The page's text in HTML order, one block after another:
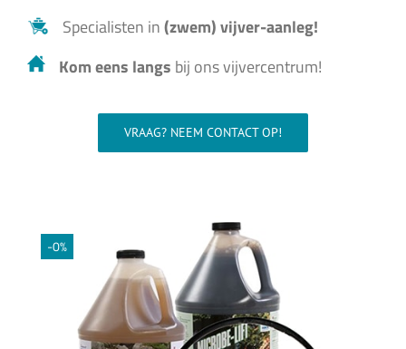
Vijverplanten
Aquarium
Specialisten in(zwem) vijver-aanleg!
Kom eens langs bij ons vijvercentrum!
VRAAG? NEEM CONTACT OP!
-0%